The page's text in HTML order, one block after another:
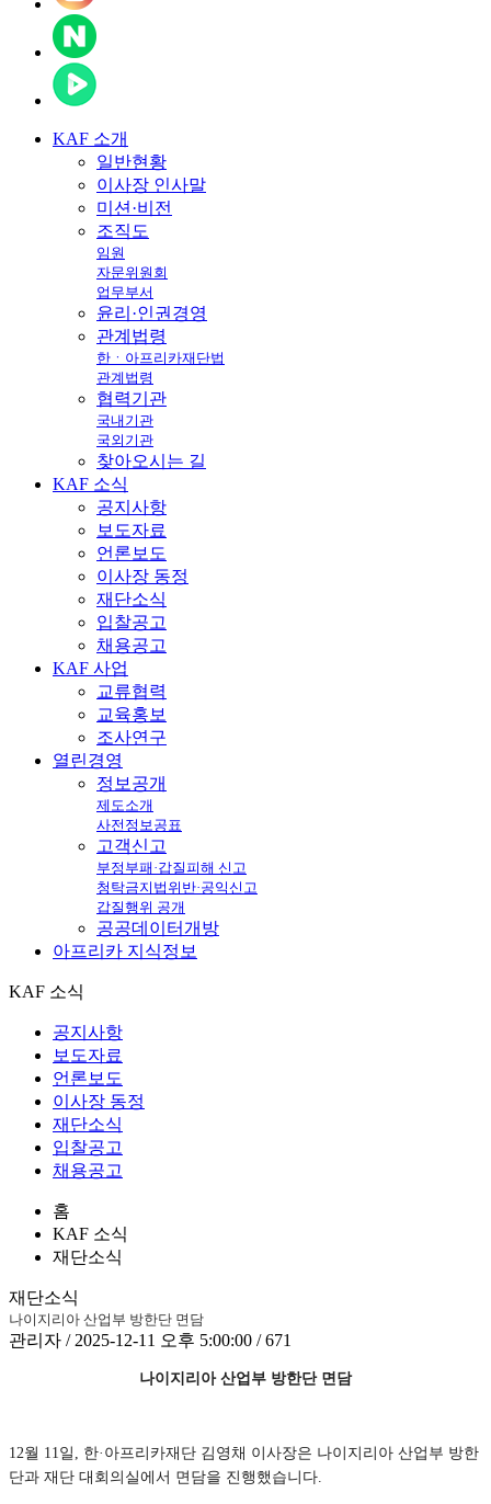
KAF 소개
일반현황
이사장 인사말
미션·비전
조직도
임원
자문위원회
업무부서
윤리·인권경영
관계법령
한ㆍ아프리카재단법
관계법령
협력기관
국내기관
국외기관
찾아오시는 길
KAF 소식
공지사항
보도자료
언론보도
이사장 동정
재단소식
입찰공고
채용공고
KAF 사업
교류협력
교육홍보
조사연구
열린경영
정보공개
제도소개
사전정보공표
고객신고
부정부패·갑질피해 신고
청탁금지법위반·공익신고
갑질행위 공개
공공데이터개방
아프리카 지식정보
KAF 소식
공지사항
보도자료
언론보도
이사장 동정
재단소식
입찰공고
채용공고
홈
KAF 소식
재단소식
재단소식
나이지리아 산업부 방한단 면담
관리자 / 2025-12-11 오후 5:00:00 / 671
나이지리아 산업부 방한단 면담
12월 11일, 한·아프리카재단 김영채 이사장은 나이지리아 산업부 방한
단과 재단 대회의실에서 면담을 진행했습니다.